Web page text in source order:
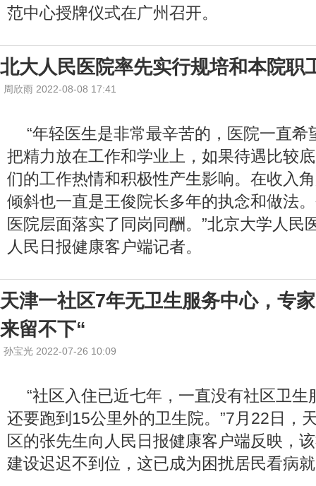
范中心授牌仪式在广州召开。
北大人民医院率先实行规培和本院职
周欣雨 2022-08-08 17:41
“年轻医生是非常最辛苦的，医院一直希
把精力放在工作和学业上，如果待遇比较
们的工作热情和积极性产生影响。在收入
倾斜也一直是王俊院长多年的执念和做法
医院层面落实了同岗同酬。”北京大学人民
人民日报健康客户端记者。
天津一社区7年无卫生服务中心，专
来留不下“
孙宝光 2022-07-26 10:09
“社区入住已近七年，一直没有社区卫生
还要跑到15公里外的卫生院。”7月22日，
区的张先生向人民日报健康客户端反映，
建设迟迟不到位，这已成为困扰居民看病